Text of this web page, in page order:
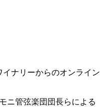
イナリーからのオンライン
ニ管弦楽団団長らによる